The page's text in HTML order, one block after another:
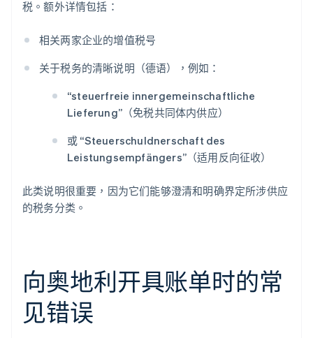
税。额外详情包括：
相关两家企业的增值税号
关于税务的清晰说明（德语），例如：
“steuerfreie innergemeinschaftliche
Lieferung”（免税共同体内供应）
或 “Steuerschuldnerschaft des
Leistungsempfängers”（适用反向征收）
此类说明很重要，因为它们能够澄清和明确界定所涉供应
的税务分类。
向奥地利开具账单时的常
见错误